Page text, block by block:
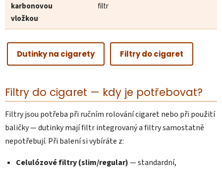
karbonovou
vložkou
filtr
Dutinky na cigarety Filtry do cigaret
Filtry do cigaret — kdy je potřebovat?
Filtry jsou potřeba při ručním rolování cigaret nebo při použití
baličky — dutinky mají filtr integrovaný a filtry samostatně
nepotřebují. Při balení si vybíráte z:
Celulózové filtry (slim/regular)— standardní,